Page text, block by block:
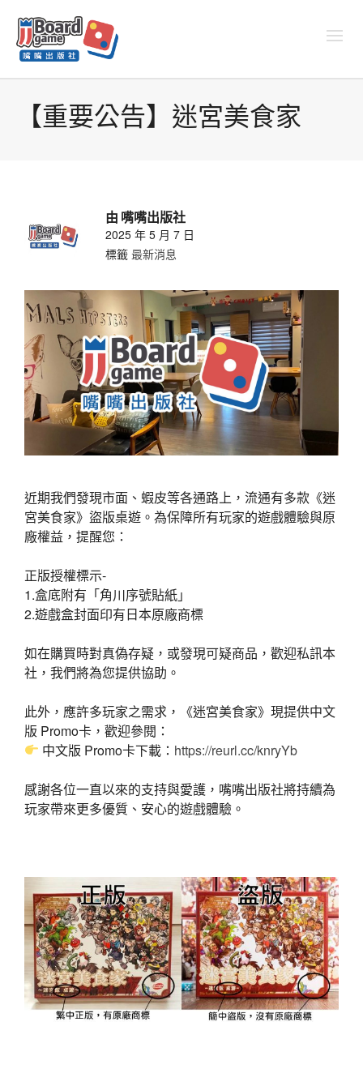
【重要公告】迷宮美食家
由 嘴嘴出版社
2025 年 5 月 7 日
標籤 最新消息
近期我們發現市面、蝦皮等各通路上，流通有多款《迷
宮美食家》盜版桌遊。為保障所有玩家的遊戲體驗與原
廠權益，提醒您：
正版授權標示-
1.盒底附有「角川序號貼紙」
2.遊戲盒封面印有日本原廠商標
如在購買時對真偽存疑，或發現可疑商品，歡迎私訊本
社，我們將為您提供協助。
此外，應許多玩家之需求，《迷宮美食家》現提供中文
版 Promo卡，歡迎參閱：
中文版 Promo卡下載： https://reurl.cc/knryYb
感謝各位一直以來的支持與愛護，嘴嘴出版社將持續為
玩家帶來更多優質、安心的遊戲體驗。